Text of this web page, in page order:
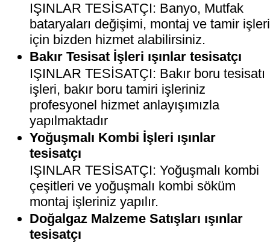
IŞINLAR TESİSATÇI: Banyo, Mutfak
bataryaları değişimi, montaj ve tamir işleri
için bizden hizmet alabilirsiniz.
Bakır Tesisat İşleri ışınlar tesisatçı
IŞINLAR TESİSATÇI: Bakır boru tesisatı
işleri, bakır boru tamiri işleriniz
profesyonel hizmet anlayışımızla
yapılmaktadır
Yoğuşmalı Kombi İşleri ışınlar
tesisatçı
IŞINLAR TESİSATÇI: Yoğuşmalı kombi
çeşitleri ve yoğuşmalı kombi söküm
montaj işleriniz yapılır.
Doğalgaz Malzeme Satışları ışınlar
tesisatçı